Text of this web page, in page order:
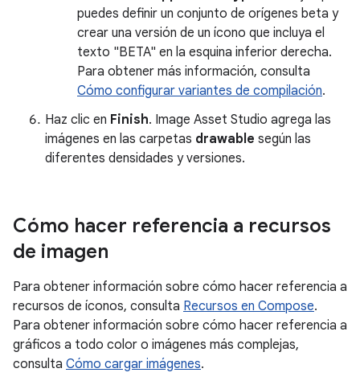
puedes definir un conjunto de orígenes beta y
crear una versión de un ícono que incluya el
texto "BETA" en la esquina inferior derecha.
Para obtener más información, consulta
Cómo configurar variantes de compilación.
Haz clic en Finish. Image Asset Studio agrega las
imágenes en las carpetas drawable según las
diferentes densidades y versiones.
Cómo hacer referencia a recursos
de imagen
Para obtener información sobre cómo hacer referencia a
recursos de íconos, consulta Recursos en Compose.
Para obtener información sobre cómo hacer referencia a
gráficos a todo color o imágenes más complejas,
consulta Cómo cargar imágenes.